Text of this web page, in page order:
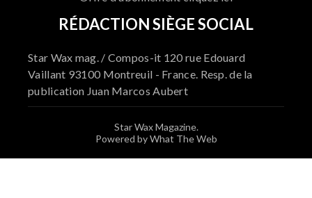
RÉDACTION SIÈGE SOCIAL
Star Wax mag. / Compos-it 120 rue Edouard
Vaillant 93100 Montreuil - France. Resp. de la
publication Juan Marcos Aubert
Star Wax Magazine.
Powered by What The Web